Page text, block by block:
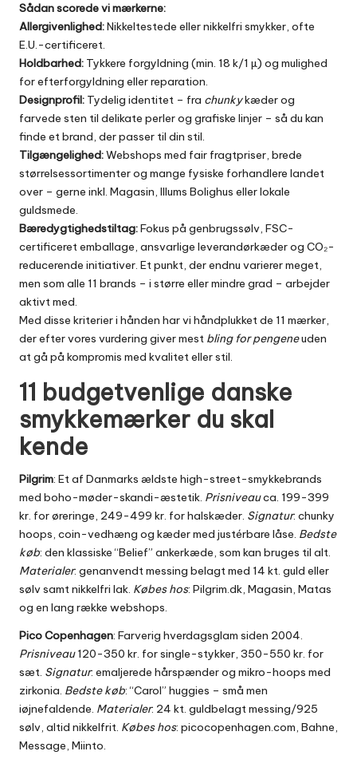
Sådan scorede vi mærkerne:
Allergivenlighed:Nikkeltestede eller nikkelfri smykker, ofte
E.U.-certificeret.
Holdbarhed: Tykkere forgyldning (min. 18 k/1 µ) og mulighed
for efterforgyldning eller reparation.
Designprofil: Tydelig identitet – fra chunkykæder og
farvede sten til delikate perler og grafiske linjer – så du kan
finde et brand, der passer til din stil.
Tilgængelighed:Webshops med fair fragtpriser, brede
størrelsessortimenter og mange fysiske forhandlere landet
over – gerne inkl. Magasin, Illums Bolighus eller lokale
guldsmede.
Bæredygtighedstiltag:Fokus på genbrugssølv, FSC-
certificeret emballage, ansvarlige leverandørkæder og CO₂-
reducerende initiativer. Et punkt, der endnu varierer meget,
men som alle 11 brands – i større eller mindre grad – arbejder
aktivt med.
Med disse kriterier i hånden har vi håndplukket de 11 mærker,
der efter vores vurdering giver mest bling for pengeneuden
at gå på kompromis med kvalitet eller stil.
11 budgetvenlige danske
smykkemærker du skal
kende
Pilgrim: Et af Danmarks ældste high-street-smykkebrands
med boho-møder-skandi-æstetik. Prisniveauca. 199-399
kr. for øreringe, 249-499 kr. for halskæder. Signatur: chunky
hoops, coin-vedhæng og kæder med justérbare låse. Bedste
køb: den klassiske “Belief” ankerkæde, som kan bruges til alt.
Materialer: genanvendt messing belagt med 14 kt. guld eller
sølv samt nikkelfri lak. Købes hos: Pilgrim.dk, Magasin, Matas
og en lang række webshops.
Pico Copenhagen: Farverig hverdagsglam siden 2004.
Prisniveau120-350 kr. for single-stykker, 350-550 kr. for
sæt. Signatur: emaljerede hårspænder og mikro-hoops med
zirkonia. Bedste køb: “Carol” huggies – små men
iøjnefaldende. Materialer: 24 kt. guldbelagt messing/925
sølv, altid nikkelfrit. Købes hos: picocopenhagen.com, Bahne,
Message, Miinto.